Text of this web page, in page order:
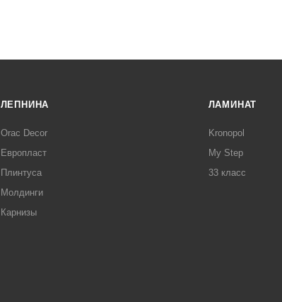
ЛЕПНИНА
Orac Decor
Европласт
Плинтуса
Молдинги
Карнизы
ЛАМИНАТ
Kronopol
My Step
33 класс